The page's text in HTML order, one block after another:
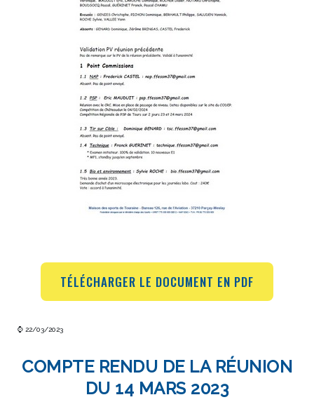
TÉLÉCHARGER LE DOCUMENT EN PDF
⌚ 22/03/2023
COMPTE RENDU DE LA RÉUNION
DU 14 MARS 2023